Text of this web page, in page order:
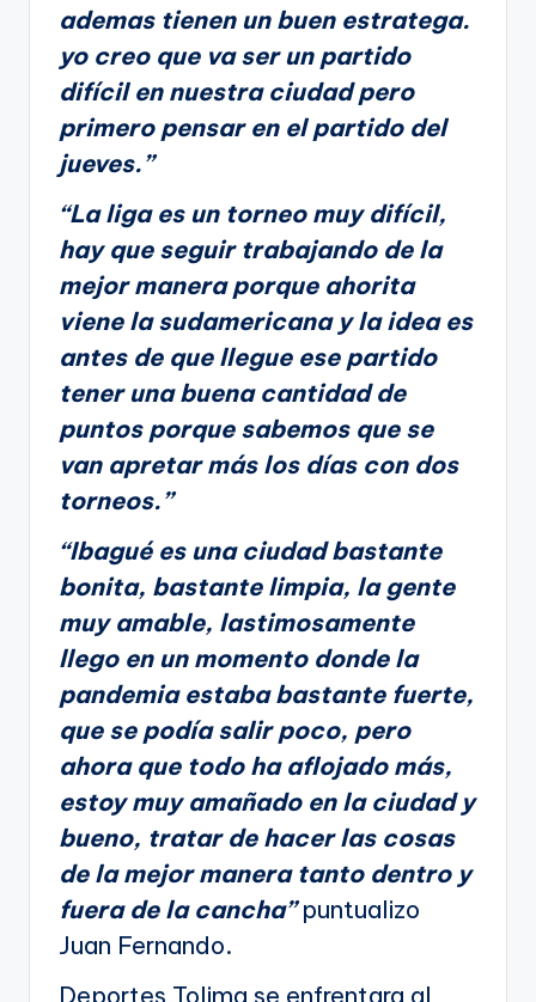
ademas tienen un buen estratega.
yo creo que va ser un partido
difícil en nuestra ciudad pero
primero pensar en el partido del
jueves.”
“La liga es un torneo muy difícil,
hay que seguir trabajando de la
mejor manera porque ahorita
viene la sudamericana y la idea es
antes de que llegue ese partido
tener una buena cantidad de
puntos porque sabemos que se
van apretar más los días con dos
torneos.”
“Ibagué es una ciudad bastante
bonita, bastante limpia, la gente
muy amable, lastimosamente
llego en un momento donde la
pandemia estaba bastante fuerte,
que se podía salir poco, pero
ahora que todo ha aflojado más,
estoy muy amañado en la ciudad y
bueno, tratar de hacer las cosas
de la mejor manera tanto dentro y
fuera de la cancha”puntualizo
Juan Fernando.
Deportes Tolima se enfrentara al